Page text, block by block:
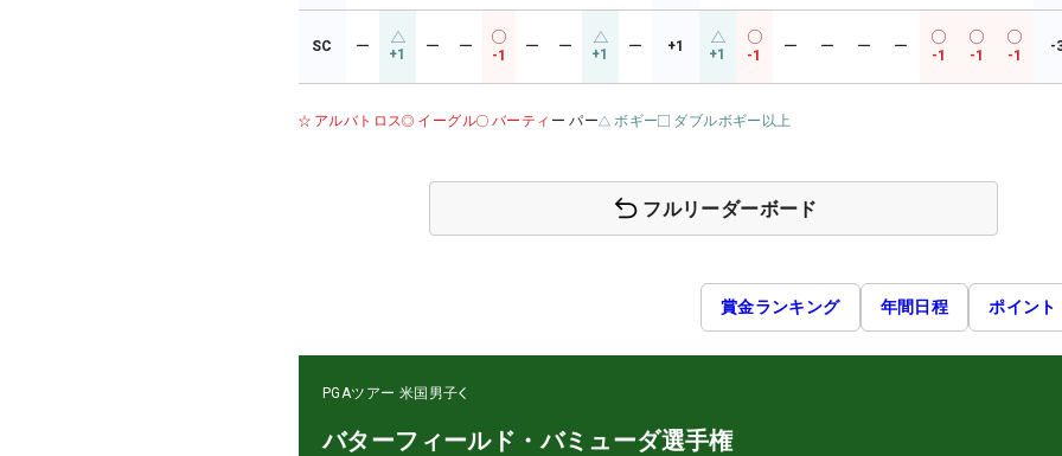
SC ー +1 ー ー
-1
ー ー +1 ー +1 +1 -1
ー ー ー ー
-1 -1 -1
-
アルバトロス イーグル バーティ ー パー ボギー ダブルボギー以上
フルリーダーボード
賞金ランキング 年間日程 ポイント
PGAツアー 米国男子
バターフィールド・バミューダ選手権